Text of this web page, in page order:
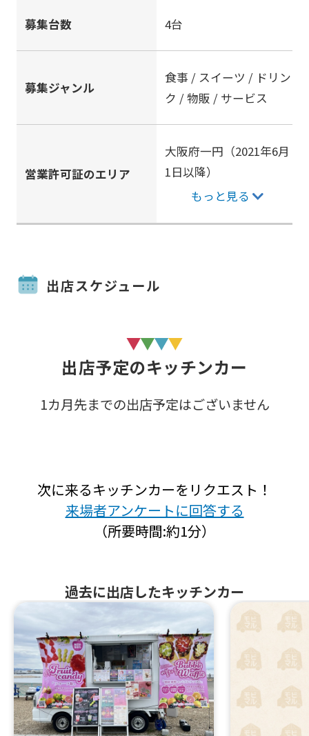
募集台数 4台
募集ジャンル
食事 / スイーツ / ドリン
ク / 物販 / サービス
営業許可証のエリア
大阪府一円（2021年6月
1日以降）
もっと見る
出店スケジュール
出店予定のキッチンカー
1カ月先までの出店予定はございません
次に来るキッチンカーをリクエスト！
来場者アンケートに回答する
（所要時間:約1分）
過去に出店したキッチンカー